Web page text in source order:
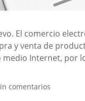
El comercio
y venta de
medio Internet, por
comentarios